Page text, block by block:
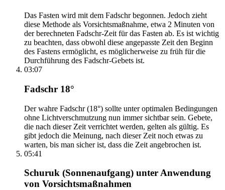
Das Fasten wird mit dem Fadschr begonnen. Jedoch zieht
diese Methode als Vorsichtsmaßnahme, etwa 2 Minuten von
der berechneten Fadschr-Zeit für das Fasten ab. Es ist wichtig
zu beachten, dass obwohl diese angepasste Zeit den Beginn
des Fastens ermöglicht, es möglicherweise zu früh für die
Durchführung des Fadschr-Gebets ist.
03:07
Fadschr 18°
Der wahre Fadschr (18°) sollte unter optimalen Bedingungen
ohne Lichtverschmutzung nun immer sichtbar sein. Gebete,
die nach dieser Zeit verrichtet werden, gelten als gültig. Es
gibt jedoch die Meinung, nach dieser Zeit noch etwas zu
warten, bis man sicher ist, dass die Zeit angebrochen ist.
05:41
Schuruk (Sonnenaufgang) unter Anwendung
von Vorsichtsmaßnahmen